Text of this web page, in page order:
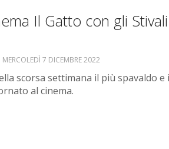
Il Gatto con gli
MERCOLEDÌ 7 DICEMBRE 2022
scorsa settimana il più spavaldo e
al cinema.